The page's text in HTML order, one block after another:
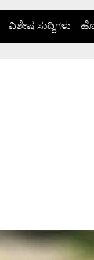
ವಿಶೇಷ ಸುದ್ದಿಗಳು